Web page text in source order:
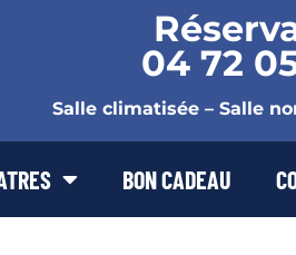
04 72
Salle climatisée – Salle
BON CADEAU